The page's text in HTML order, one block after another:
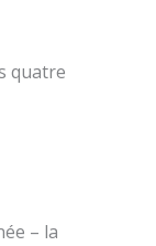
quatre
– la